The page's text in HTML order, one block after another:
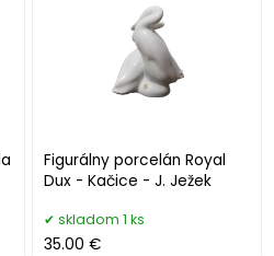
Figurálny porcelán Royal
Dux - Kačice - J. Ježek
skladom 1 ks
35.00 €